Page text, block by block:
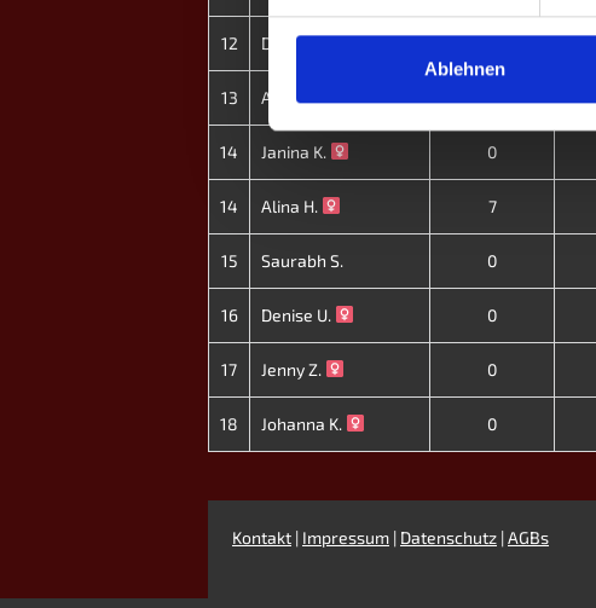
Ablehnen
12 Dennis G. 0
13 Armando R.
14 Janina K. 0
14 Alina H. 7
15 Saurabh S. 0
16 Denise U. 0
17 Jenny Z. 0
18 Johanna K. 0
Kontakt | Impressum | Datenschutz |AGBs